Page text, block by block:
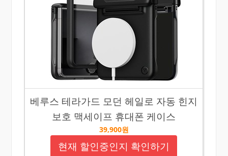
베루스 테라가드 모던 헤일로 자동 힌지
보호 맥세이프 휴대폰 케이스
39,900원
현재 할인중인지 확인하기